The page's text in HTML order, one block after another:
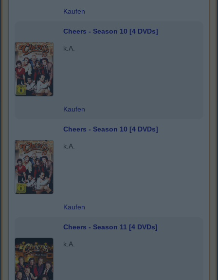
Kaufen
Cheers - Season 10 [4 DVDs]
k.A.
Kaufen
Cheers - Season 10 [4 DVDs]
k.A.
Kaufen
Cheers - Season 11 [4 DVDs]
k.A.